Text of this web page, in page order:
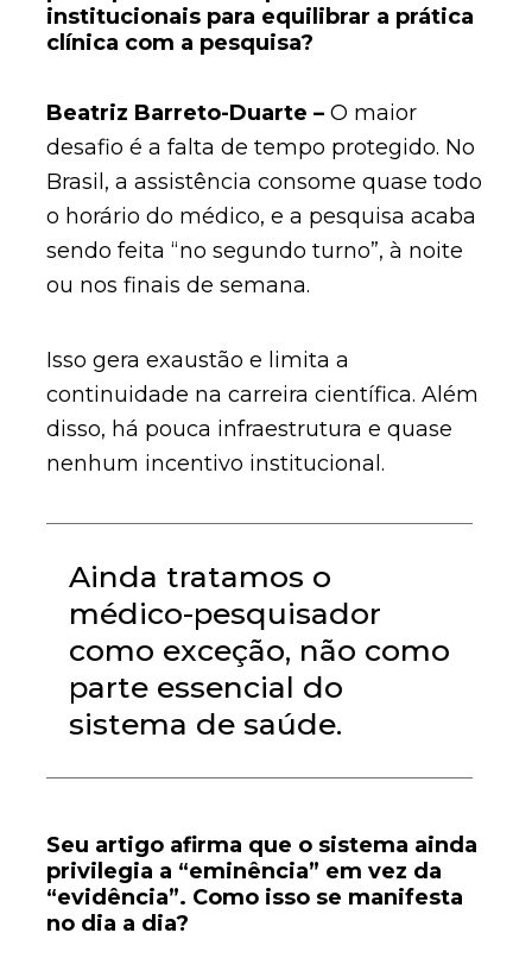
institucionais para equilibrar a prática
clínica com a pesquisa?
Beatriz Barreto-Duarte – O maior
desafio é a falta de tempo protegido. No
Brasil, a assistência consome quase todo
o horário do médico, e a pesquisa acaba
sendo feita “no segundo turno”, à noite
ou nos finais de semana.
Isso gera exaustão e limita a
continuidade na carreira científica. Além
disso, há pouca infraestrutura e quase
nenhum incentivo institucional.
Ainda tratamos o
médico-pesquisador
como exceção, não como
parte essencial do
sistema de saúde.
Seu artigo afirma que o sistema ainda
privilegia a “eminência” em vez da
“evidência”. Como isso se manifesta
no dia a dia?